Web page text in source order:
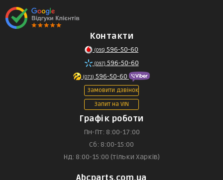
Контакти
(095) 596-50-60
(097) 596-50-60
(073) 596-50-60
Замовити дзвінок
Запит на VIN
Графік роботи
Пн-Пт: 8:00-17:00
Сб: 8:00-15:00
Нд: 8:00-15:00 (тільки Харків)
Abcparts.com.ua